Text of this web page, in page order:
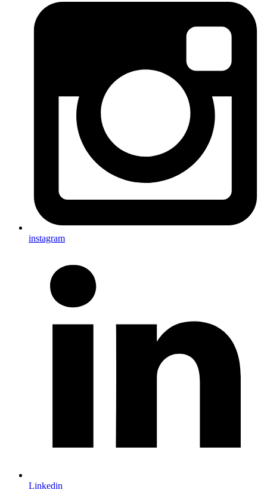
instagram
Linkedin